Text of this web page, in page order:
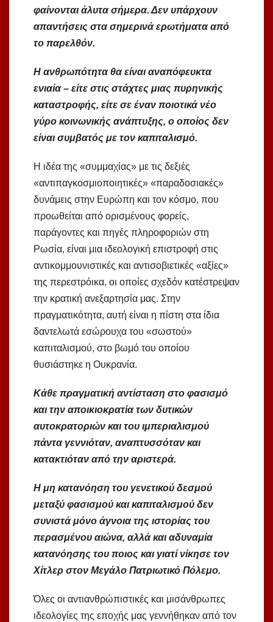
φαίνονται άλυτα σήμερα. Δεν υπάρχουν
απαντήσεις στα σημερινά ερωτήματα από
το παρελθόν.
Η ανθρωπότητα θα είναι αναπόφευκτα
ενιαία – είτε στις στάχτες μιας πυρηνικής
καταστροφής, είτε σε έναν ποιοτικά νέο
γύρο κοινωνικής ανάπτυξης, ο οποίος δεν
είναι συμβατός με τον καπιταλισμό.
Η ιδέα της «συμμαχίας» με τις δεξιές
«αντιπαγκοσμιοποιητικές» «παραδοσιακές»
δυνάμεις στην Ευρώπη και τον κόσμο, που
προωθείται από ορισμένους φορείς,
παράγοντες και πηγές πληροφοριών στη
Ρωσία, είναι μια ιδεολογική επιστροφή στις
αντικομμουνιστικές και αντισοβιετικές «αξίες»
της περεστρόικα, οι οποίες σχεδόν κατέστρεψαν
την κρατική ανεξαρτησία μας. Στην
πραγματικότητα, αυτή είναι η πίστη στα ίδια
δαντελωτά εσώρουχα του «σωστού»
καπιταλισμού, στο βωμό του οποίου
θυσιάστηκε η Ουκρανία.
Κάθε πραγματική αντίσταση στο φασισμό
και την αποικιοκρατία των δυτικών
αυτοκρατοριών και του ιμπεριαλισμού
πάντα γεννιόταν, αναπτυσσόταν και
κατακτιόταν από την αριστερά.
Η μη κατανόηση του γενετικού δεσμού
μεταξύ φασισμού και καπιταλισμού δεν
συνιστά μόνο άγνοια της ιστορίας του
περασμένου αιώνα, αλλά και αδυναμία
κατανόησης του ποιος και γιατί νίκησε τον
Χίτλερ στον Μεγάλο Πατριωτικό Πόλεμο.
Όλες οι αντιανθρώπιστικές και μισάνθρωπες
ιδεολογίες της εποχής μας γεννήθηκαν από τον